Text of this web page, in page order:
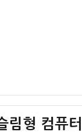
림형 컴퓨